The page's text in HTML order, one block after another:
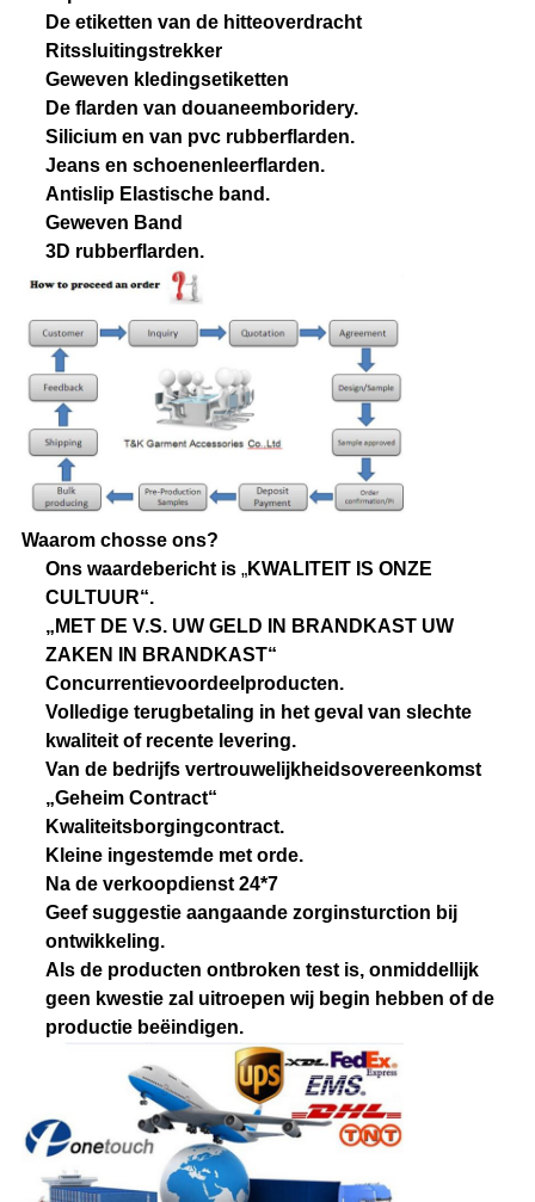
De etiketten van de hitteoverdracht
Ritssluitingstrekker
Geweven kledingsetiketten
De flarden van douaneemboridery.
Silicium en van pvc rubberflarden.
Jeans en schoenenleerflarden.
Antislip Elastische band.
Geweven Band
3D rubberflarden.
Waarom chosse ons?
Ons waardebericht is„KWALITEIT IS ONZE
CULTUUR“.
„MET DE V.S. UW GELD IN BRANDKAST UW
ZAKEN IN BRANDKAST“
Concurrentievoordeelproducten.
Volledige terugbetaling in het geval van slechte
kwaliteit of recente levering.
Van de bedrijfs vertrouwelijkheidsovereenkomst
„Geheim Contract“
Kwaliteitsborgingcontract.
Kleine ingestemde met orde.
Na de verkoopdienst 24*7
Geef suggestie aangaande zorginsturction bij
ontwikkeling.
Als de producten ontbroken test is, onmiddellijk
geen kwestie zal uitroepen wij begin hebben of de
productie beëindigen.